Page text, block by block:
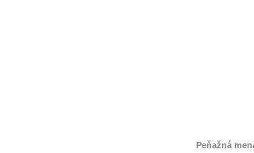
Peňažná